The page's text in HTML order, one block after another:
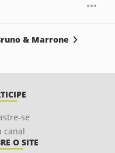
& Marrone
se
canal
O SITE